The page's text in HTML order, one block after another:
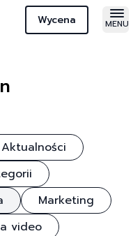
Wycena MENU
Aktualności
Marketing
video